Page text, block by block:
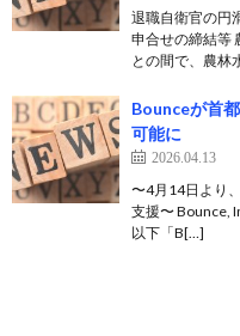
退職自衛官の円
申合せの締結等
との間で、農林
Bounceが首
可能に
2026.04.13
〜4月14日より
支援〜 Bounce,
以下「B[…]